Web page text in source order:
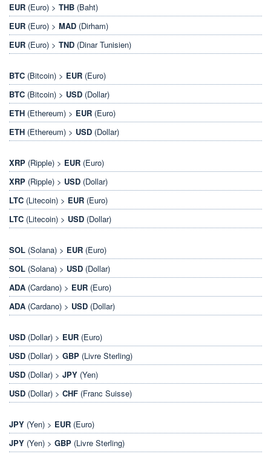
EUR (Euro) > THB (Baht)
EUR (Euro) > MAD (Dirham)
EUR (Euro) > TND (Dinar Tunisien)
BTC (Bitcoin) > EUR (Euro)
BTC (Bitcoin) > USD (Dollar)
ETH (Ethereum) > EUR (Euro)
ETH (Ethereum) > USD (Dollar)
XRP (Ripple) > EUR (Euro)
XRP (Ripple) > USD (Dollar)
LTC (Litecoin) > EUR (Euro)
LTC (Litecoin) > USD (Dollar)
SOL (Solana) > EUR (Euro)
SOL (Solana) > USD (Dollar)
ADA (Cardano) > EUR (Euro)
ADA (Cardano) > USD (Dollar)
USD (Dollar) > EUR (Euro)
USD (Dollar) > GBP (Livre Sterling)
USD (Dollar) > JPY (Yen)
USD (Dollar) > CHF (Franc Suisse)
JPY (Yen) > EUR (Euro)
JPY (Yen) > GBP (Livre Sterling)